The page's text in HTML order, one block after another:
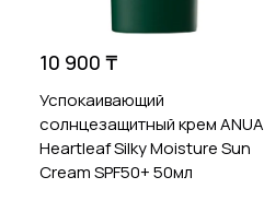
10 900 ₸
Успокаивающий
солнцезащитный крем ANUA
Heartleaf Silky Moisture Sun
Cream SPF50+ 50мл